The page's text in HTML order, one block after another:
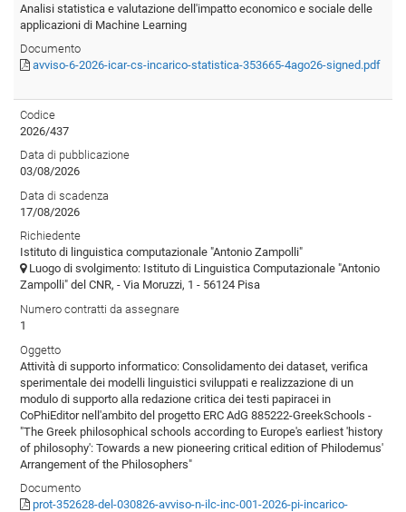
Analisi statistica e valutazione dell'impatto economico e sociale delle
applicazioni di Machine Learning
Documento
avviso-6-2026-icar-cs-incarico-statistica-353665-4ago26-signed.pdf
Codice
2026/437
Data di pubblicazione
03/08/2026
Data di scadenza
17/08/2026
Richiedente
Istituto di linguistica computazionale "Antonio Zampolli"
Luogo di svolgimento: Istituto di Linguistica Computazionale "Antonio
Zampolli" del CNR, - Via Moruzzi, 1 - 56124 Pisa
Numero contratti da assegnare
1
Oggetto
Attività di supporto informatico: Consolidamento dei dataset, verifica
sperimentale dei modelli linguistici sviluppati e realizzazione di un
modulo di supporto alla redazione critica dei testi papiracei in
CoPhiEditor nell'ambito del progetto ERC AdG 885222-GreekSchools -
"The Greek philosophical schools according to Europe's earliest 'history
of philosophy': Towards a new pioneering critical edition of Philodemus'
Arrangement of the Philosophers"
Documento
prot-352628-del-030826-avviso-n-ilc-inc-001-2026-pi-incarico-